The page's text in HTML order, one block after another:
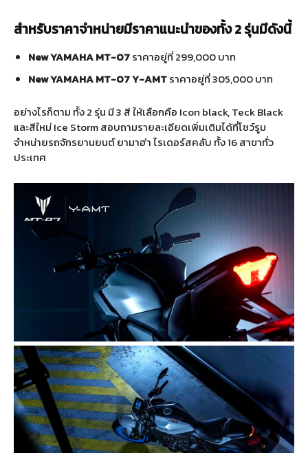
สำหรับราคาจำหน่ายมีราคาแนะนำของทั้ง2รุ่นมีดังนี้
New YAMAHA MT-07ราคาอยู่ที่299,000บาท
New YAMAHA MT-07 Y-AMTราคาอยู่ที่305,000บาท
อย่างไรก็ตาม ทั้ง2 รุ่น มี3 สี ให้เลือกคือ Icon black, Teck Black
และสีใหม่Ice Stormสอบถามรายละเอียดเพิ่มเติมได้ที่โชว์รูม
จำหน่ายรถจักรยานยนต์ ยามาฮ่า ไรเดอร์สคลับ ทั้ง16สาขาทั่ว
ประเทศ